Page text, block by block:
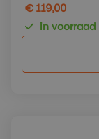
€ 119,00
in voorraad